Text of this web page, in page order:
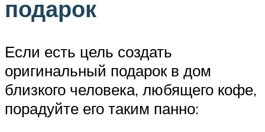
подарок
Если есть цель создать
оригинальный подарок в дом
близкого человека, любящего кофе,
порадуйте его таким панно: